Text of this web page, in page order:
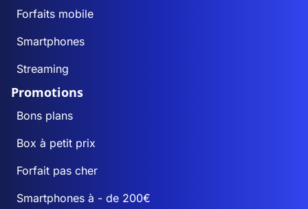
Forfaits mobile
Smartphones
Streaming
Promotions
Bons plans
Box à petit prix
Forfait pas cher
Smartphones à - de 200€